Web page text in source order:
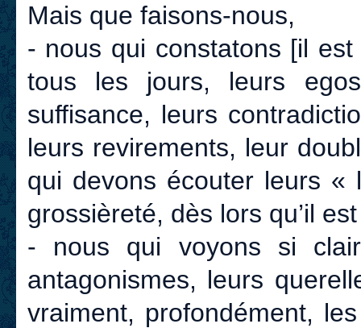
Mais que faisons-nous,
- nous qui constatons [il
tous les jours, leurs
suffisance, leurs
leurs revirements, leur
qui devons écouter leurs
grossièreté, dès lors qu’il
- nous qui voyons si
antagonismes, leurs
vraiment, profondément,